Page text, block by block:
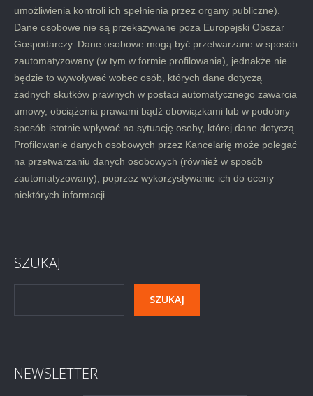
umożliwienia kontroli ich spełnienia przez organy publiczne).
Dane osobowe nie są przekazywane poza Europejski Obszar
Gospodarczy. Dane osobowe mogą być przetwarzane w sposób
zautomatyzowany (w tym w formie profilowania), jednakże nie
będzie to wywoływać wobec osób, których dane dotyczą
żadnych skutków prawnych w postaci automatycznego zawarcia
umowy, obciążenia prawami bądź obowiązkami lub w podobny
sposób istotnie wpływać na sytuację osoby, której dane dotyczą.
Profilowanie danych osobowych przez Kancelarię może polegać
na przetwarzaniu danych osobowych (również w sposób
zautomatyzowany), poprzez wykorzystywanie ich do oceny
niektórych informacji.
SZUKAJ
NEWSLETTER